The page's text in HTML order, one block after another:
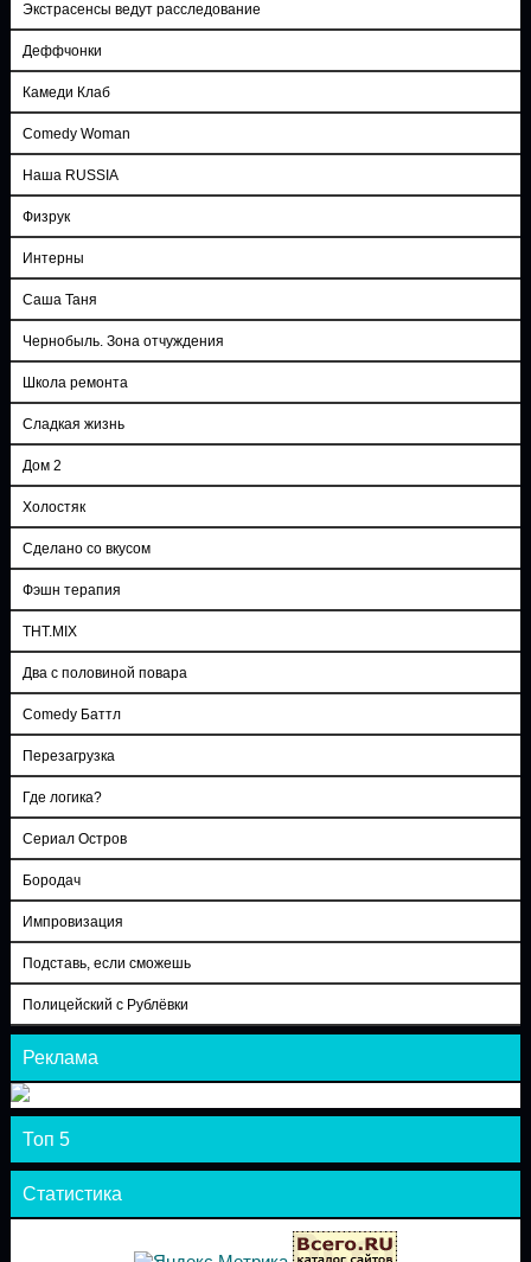
Экстрасенсы ведут расследование
Деффчонки
Камеди Клаб
Comedy Woman
Наша RUSSIA
Физрук
Интерны
Саша Таня
Чернобыль. Зона отчуждения
Школа ремонта
Сладкая жизнь
Дом 2
Холостяк
Сделано со вкусом
Фэшн терапия
ТНТ.MIX
Два с половиной повара
Comedy Баттл
Перезагрузка
Где логика?
Сериал Остров
Бородач
Импровизация
Подставь, если сможешь
Полицейский с Рублёвки
Реклама
Топ 5
Статистика